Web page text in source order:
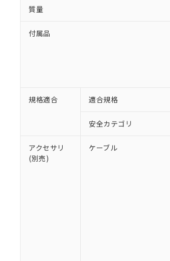
質量
付属品
規格適合 適合規格
安全カテゴリ
アクセサリ
(別売)
ケーブル